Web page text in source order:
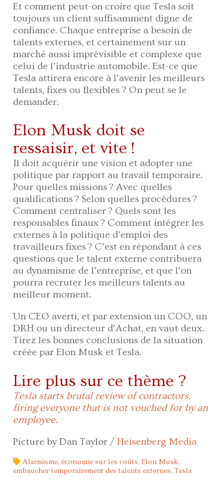
Et comment peut-on croire que Tesla soit
toujours un client suffisamment digne de
confiance. Chaque entreprise a besoin de
talents externes, et certainement sur un
marché aussi imprévisible et complexe que
celui de l’industrie automobile. Est-ce que
Tesla attirera encore à l’avenir les meilleurs
talents, fixes ou flexibles ? On peut se le
demander.
Elon Musk doit se
ressaisir, et vite !
Il doit acquérir une vision et adopter une
politique par rapport au travail temporaire.
Pour quelles missions ? Avec quelles
qualifications ? Selon quelles procédures ?
Comment centraliser ? Quels sont les
responsables finaux ? Comment intégrer les
externes à la politique d’emploi des
travailleurs fixes ? C’est en répondant à ces
questions que le talent externe contribuera
au dynamisme de l’entreprise, et que l’on
pourra recruter les meilleurs talents au
meilleur moment.
Un CEO averti, et par extension un COO, un
DRH ou un directeur d’Achat, en vaut deux.
Tirez les bonnes conclusions de la situation
créée par Elon Musk et Tesla.
Lire plus sur ce thème ?
Tesla starts brutal review of contractors,
firing everyone that is not vouched for by an
employee.
Picture by Dan Taylor /Heisenberg Media
Alarmisme,économie sur les coûts,Elon Musk,
embaucher temporairement des talents externes,Tesla